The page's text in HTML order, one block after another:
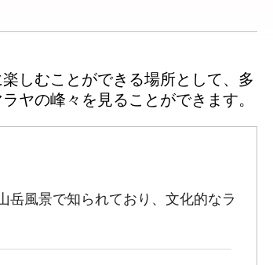
しむことができる場所として、多
岳風景で知られており、文化的なラ